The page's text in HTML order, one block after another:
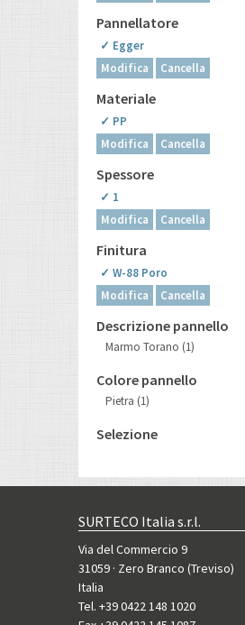
Pannellatore
✓ Egger
Modifica
Cancella
Materiale
✓ PP
Modifica
Cancella
Spessore
✓ 1
Modifica
Cancella
Finitura
✓ W-88 Poro
Modifica
Cancella
Descrizione pannello
Marmo Torano (1)
Colore pannello
Pietra (1)
Selezione
SURTECO Italia s.r.l.
Via del Commercio 9
31059 · Zero Branco (Treviso)
Italia
Tel. +39 0422 148 1020